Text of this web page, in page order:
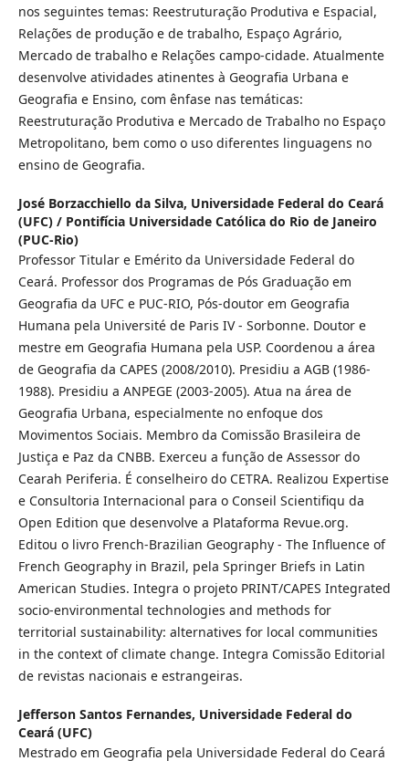
nos seguintes temas: Reestruturação Produtiva e Espacial,
Relações de produção e de trabalho, Espaço Agrário,
Mercado de trabalho e Relações campo-cidade. Atualmente
desenvolve atividades atinentes à Geografia Urbana e
Geografia e Ensino, com ênfase nas temáticas:
Reestruturação Produtiva e Mercado de Trabalho no Espaço
Metropolitano, bem como o uso diferentes linguagens no
ensino de Geografia.
José Borzacchiello da Silva, Universidade Federal do Ceará
(UFC) / Pontifícia Universidade Católica do Rio de Janeiro
(PUC-Rio)
Professor Titular e Emérito da Universidade Federal do
Ceará. Professor dos Programas de Pós Graduação em
Geografia da UFC e PUC-RIO, Pós-doutor em Geografia
Humana pela Université de Paris IV - Sorbonne. Doutor e
mestre em Geografia Humana pela USP. Coordenou a área
de Geografia da CAPES (2008/2010). Presidiu a AGB (1986-
1988). Presidiu a ANPEGE (2003-2005). Atua na área de
Geografia Urbana, especialmente no enfoque dos
Movimentos Sociais. Membro da Comissão Brasileira de
Justiça e Paz da CNBB. Exerceu a função de Assessor do
Cearah Periferia. É conselheiro do CETRA. Realizou Expertise
e Consultoria Internacional para o Conseil Scientifiqu da
Open Edition que desenvolve a Plataforma Revue.org.
Editou o livro French-Brazilian Geography - The Influence of
French Geography in Brazil, pela Springer Briefs in Latin
American Studies. Integra o projeto PRINT/CAPES Integrated
socio-environmental technologies and methods for
territorial sustainability: alternatives for local communities
in the context of climate change. Integra Comissão Editorial
de revistas nacionais e estrangeiras.
Jefferson Santos Fernandes, Universidade Federal do
Ceará (UFC)
Mestrado em Geografia pela Universidade Federal do Ceará